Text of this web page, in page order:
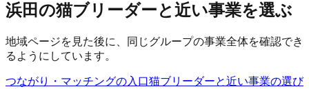
浜田の猫ブリーダーと近い事業を選ぶ
地域ページを見た後に、同じグループの事業全体を確認でき
るようにしています。
つながり・マッチングの入口猫ブリーダーと近い事業の選び